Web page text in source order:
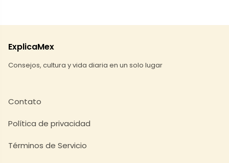
ExplicaMex
Consejos, cultura y vida diaria en un solo lugar
Contato
Política de privacidad
Términos de Servicio